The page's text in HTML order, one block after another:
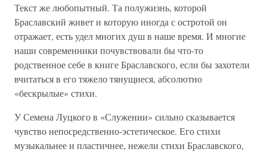
Текст же любопытный. Та полужизнь, которой
Браславский живет и которую иногда с остротой он
отражает, есть удел многих душ в наше время. И многие
наши современники почувствовали бы что-то
родственное себе в книге Браславского, если бы захотели
вчитаться в его тяжело тянущиеся, абсолютно
«бескрылые» стихи.
У Семена Луцкого в «Служении» сильно сказывается
чувство непосредственно-эстетическое. Его стихи
музыкальнее и пластичнее, нежели стихи Браславского,